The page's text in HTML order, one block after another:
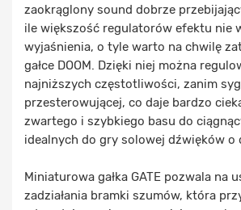
zaokrąglony sound dobrze
ile większość regulatorów efektu nie
wyjaśnienia, o tyle warto na chwilę
gałce DOOM. Dzięki niej można
najniższych częstotliwości, zanim
przesterowującej, co daje bardzo
zwartego i szybkiego basu do
idealnych do gry solowej dźwięków o
Miniaturowa gałka GATE pozwala na
zadziałania bramki szumów, która